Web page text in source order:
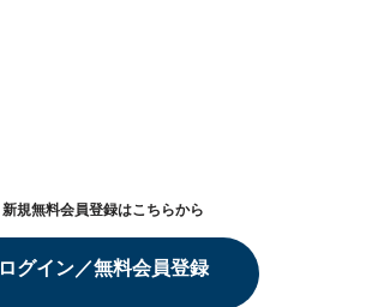
新規無料会員登録はこちらから
ログイン／無料会員登録